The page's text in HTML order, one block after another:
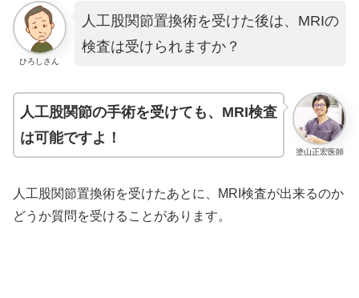
ひろしさん
人工股関節置換術を受けた後は、MRIの
検査は受けられますか？
塗山正宏医師
人工股関節の手術を受けても、MRI検査
は可能ですよ！
人工股関節置換術を受けたあとに、MRI検査が出来るのか
どうか質問を受けることがあります。